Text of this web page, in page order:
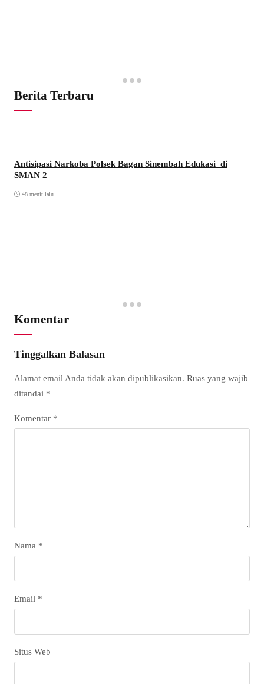
Berita Terbaru
Antisipasi Narkoba Polsek Bagan Sinembah Edukasi di
SMAN 2
48 menit lalu
Komentar
Tinggalkan Balasan
Alamat email Anda tidak akan dipublikasikan. Ruas yang wajib
ditandai *
Komentar *
Nama *
Email *
Situs Web